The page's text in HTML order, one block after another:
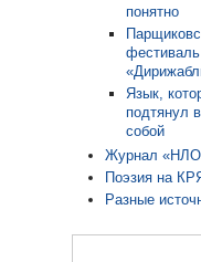
понятно
фестиваль
Язык,
подтянул
собой
Журнал
Поэзия на
Разные